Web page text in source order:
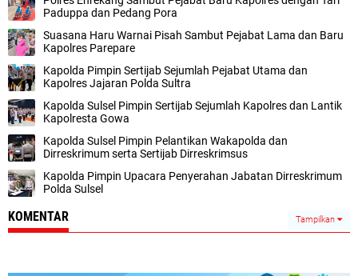
Paduppa dan Pedang Pora
Suasana Haru Warnai Pisah Sambut Pejabat Lama dan Baru
Kapolres Parepare
Kapolda Pimpin Sertijab Sejumlah Pejabat Utama dan
Kapolres Jajaran Polda Sultra
Kapolda Sulsel Pimpin Sertijab Sejumlah Kapolres dan Lantik
Kapolresta Gowa
Kapolda Sulsel Pimpin Pelantikan Wakapolda dan
Dirreskrimum serta Sertijab Dirreskrimsus
Kapolda Pimpin Upacara Penyerahan Jabatan Dirreskrimum
Polda Sulsel
KOMENTAR Tampilkan